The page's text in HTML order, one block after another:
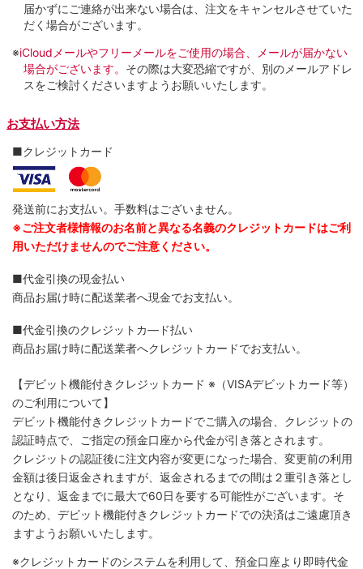
届かずにご連絡が出来ない場合は、注文をキャンセルさせていた
だく場合がございます。
※iCloudメールやフリーメールをご使用の場合、メールが届かない
場合がございます。 その際は大変恐縮ですが、別のメールアドレ
スをご検討くださいますようお願いいたします。
お支払い方法
■クレジットカード
発送前にお支払い。手数料はございません。
※ご注文者様情報のお名前と異なる名義のクレジットカードはご利
用いただけませんのでご注意ください。
■代金引換の現金払い
商品お届け時に配送業者へ現金でお支払い。
■代金引換のクレジットカ―ド払い
商品お届け時に配送業者へクレジットカードでお支払い。
【デビット機能付きクレジットカード ※（VISAデビットカード等）
のご利用について】
デビット機能付きクレジットカードでご購入の場合、クレジットの
認証時点で、ご指定の預金口座から代金が引き落とされます。
クレジットの認証後に注文内容が変更になった場合、変更前の利用
金額は後日返金されますが、返金されるまでの間は２重引き落とし
となり、返金までに最大で60日を要する可能性がございます。そ
のため、デビット機能付きクレジットカードでの決済はご遠慮頂き
ますようお願いいたします。
※クレジットカードのシステムを利用して、預金口座より即時代金